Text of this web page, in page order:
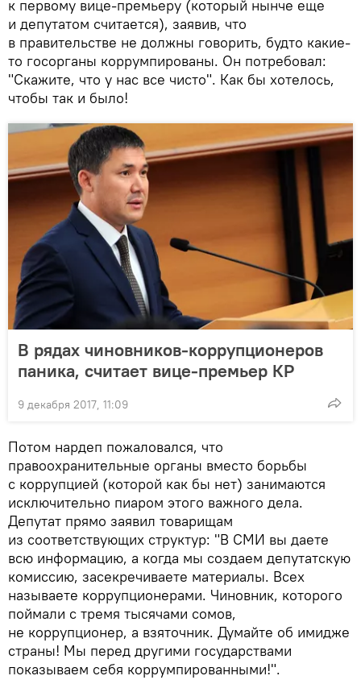
к первому вице-премьеру (который нынче еще
и депутатом считается), заявив, что
в правительстве не должны говорить, будто какие-
то госорганы коррумпированы. Он потребовал:
"Скажите, что у нас все чисто". Как бы хотелось,
чтобы так и было!
В рядах чиновников-коррупционеров
паника, считает вице-премьер КР
9 декабря 2017, 11:09
Потом нардеп пожаловался, что
правоохранительные органы вместо борьбы
с коррупцией (которой как бы нет) занимаются
исключительно пиаром этого важного дела.
Депутат прямо заявил товарищам
из соответствующих структур: "В СМИ вы даете
всю информацию, а когда мы создаем депутатскую
комиссию, засекречиваете материалы. Всех
называете коррупционерами. Чиновник, которого
поймали с тремя тысячами сомов,
не коррупционер, а взяточник. Думайте об имидже
страны! Мы перед другими государствами
показываем себя коррумпированными!".